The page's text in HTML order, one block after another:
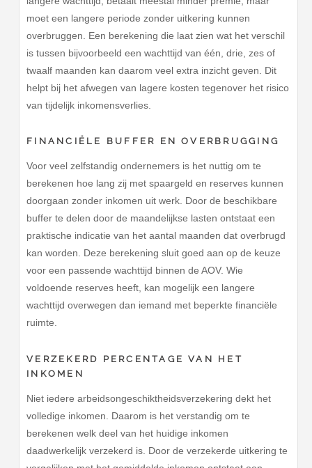
moet een langere periode zonder uitkering kunnen
overbruggen. Een berekening die laat zien wat het verschil
is tussen bijvoorbeeld een wachttijd van één, drie, zes of
twaalf maanden kan daarom veel extra inzicht geven. Dit
helpt bij het afwegen van lagere kosten tegenover het risico
van tijdelijk inkomensverlies.
FINANCIËLE BUFFER EN OVERBRUGGING
Voor veel zelfstandig ondernemers is het nuttig om te
berekenen hoe lang zij met spaargeld en reserves kunnen
doorgaan zonder inkomen uit werk. Door de beschikbare
buffer te delen door de maandelijkse lasten ontstaat een
praktische indicatie van het aantal maanden dat overbrugd
kan worden. Deze berekening sluit goed aan op de keuze
voor een passende wachttijd binnen de AOV. Wie
voldoende reserves heeft, kan mogelijk een langere
wachttijd overwegen dan iemand met beperkte financiële
ruimte.
VERZEKERD PERCENTAGE VAN HET
INKOMEN
Niet iedere arbeidsongeschiktheidsverzekering dekt het
volledige inkomen. Daarom is het verstandig om te
berekenen welk deel van het huidige inkomen
daadwerkelijk verzekerd is. Door de verzekerde uitkering te